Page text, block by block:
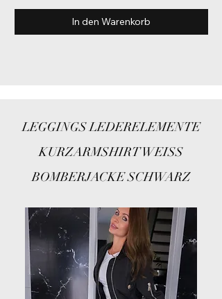
In den Warenkorb
LEGGINGS LEDERELEMENTE
KURZARMSHIRT WEISS
BOMBERJACKE SCHWARZ